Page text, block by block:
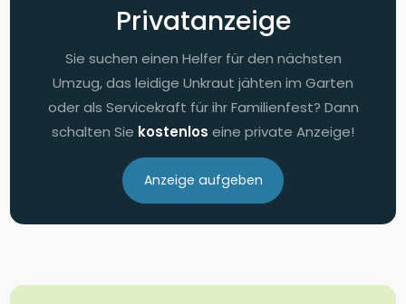
Privatanzeige
Sie suchen einen Helfer für den nächsten
Umzug, das leidige Unkraut jähten im Garten
oder als Servicekraft für ihr Familienfest? Dann
schalten Sie kostenlos eine private Anzeige!
Anzeige aufgeben